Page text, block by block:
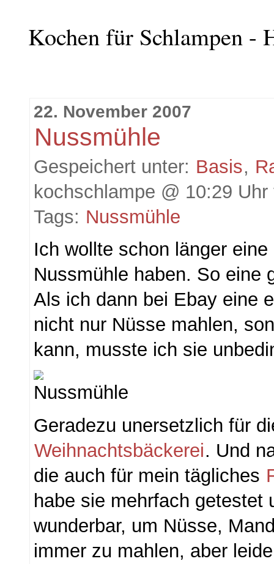
Kochen für Schlampen -
22. November 2007
Nussmühle
Gespeichert unter: Basis,
kochschlampe @ 10:29
Tags: Nussmühle
Ich wollte schon länger
Nussmühle haben. So eine
Als ich dann bei Ebay eine
nicht nur Nüsse mahlen,
kann, musste ich sie
Geradezu unersetzlich für
Weihnachtsbäckerei. Und
die auch für mein tägliches
habe sie mehrfach getestet
wunderbar, um Nüsse,
immer zu mahlen, aber